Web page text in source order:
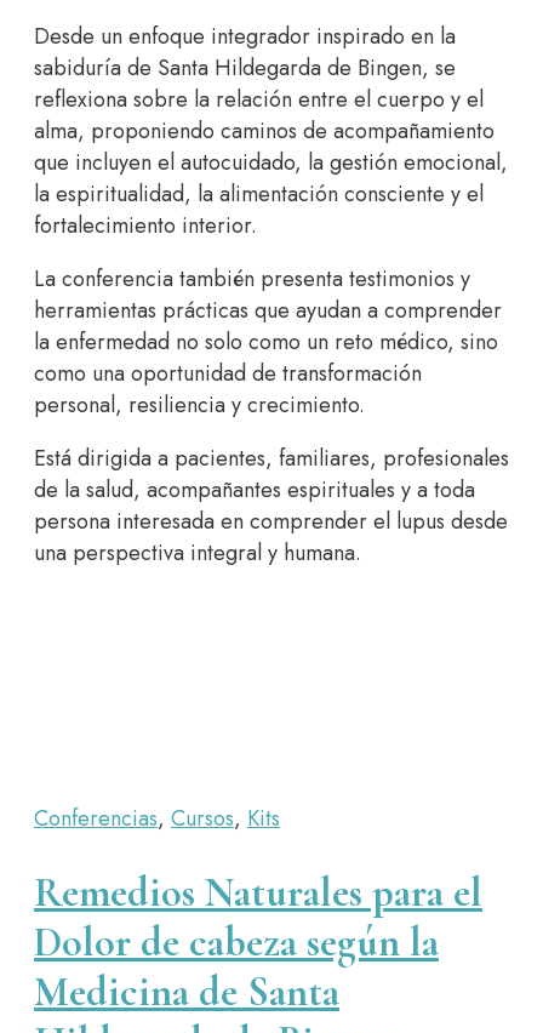
Desde un enfoque integrador inspirado en la
sabiduría de Santa Hildegarda de Bingen, se
reflexiona sobre la relación entre el cuerpo y el
alma, proponiendo caminos de acompañamiento
que incluyen el autocuidado, la gestión emocional,
la espiritualidad, la alimentación consciente y el
fortalecimiento interior.
La conferencia también presenta testimonios y
herramientas prácticas que ayudan a comprender
la enfermedad no solo como un reto médico, sino
como una oportunidad de transformación
personal, resiliencia y crecimiento.
Está dirigida a pacientes, familiares, profesionales
de la salud, acompañantes espirituales y a toda
persona interesada en comprender el lupus desde
una perspectiva integral y humana.
Conferencias, Cursos, Kits
Remedios Naturales para el
Dolor de cabeza según la
Medicina de Santa